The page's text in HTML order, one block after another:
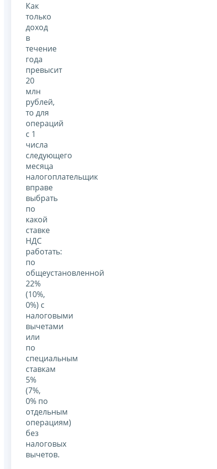
Как
только
доход
в
течение
года
превысит
20
млн
рублей,
то для
операций
с 1
числа
следующего
месяца
налогоплательщик
вправе
выбрать
по
какой
ставке
НДС
работать:
по
общеустановленной
22%
(10%,
0%) с
налоговыми
вычетами
или
по
специальным
ставкам
5%
(7%,
0% по
отдельным
операциям)
без
налоговых
вычетов.